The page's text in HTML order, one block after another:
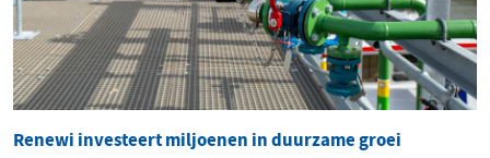
Renewi investeert miljoenen in duurzame groei